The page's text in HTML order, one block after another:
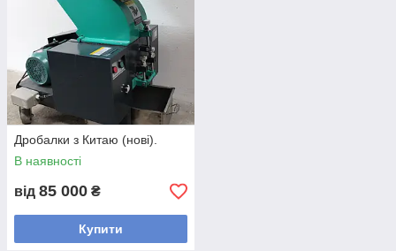
Дробарка PC 400
двигун 7.5 кВт.
завантажувальне вікно 245x400м
Ножі. - 12шт. рухомих.
- 2шт. нерухомих.
продуктивність до 400кг/год.
Також виготовляємо та заточуємо будь-які типи
Дробалки з Китаю (нові).
В наявності
від 85 000 ₴
Купити